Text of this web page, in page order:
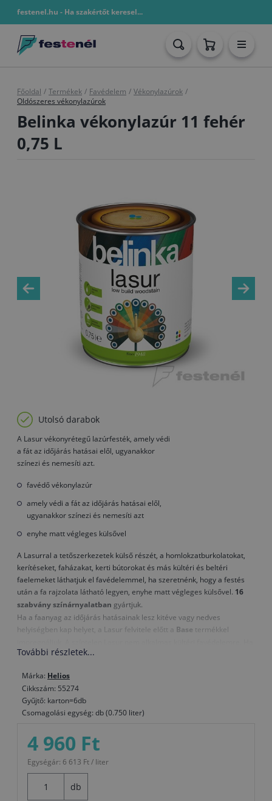
festenel.hu - Ha szakértőt keresel...
Főoldal / Termékek / Favédelem / Vékonylazúrok /
Oldószeres vékonylazúrok
Belinka vékonylazúr 11 fehér
0,75 L
Utolsó darabok
A Lasur vékonyrétegű lazúrfesték, amely védi
a fát az időjárás hatásai elől, ugyanakkor
színezi és nemesíti azt.
favédő vékonylazúr
amely védi a fát az időjárás hatásai elől,
ugyanakkor színezi és nemesíti azt
enyhe matt végleges külsővel
A Lasurral a tetőszerkezetek külső részét, a homlokzatburkolatokat,
kerítéseket, faházakat, kerti bútorokat és más kültéri és beltéri
faelemeket láthatjuk el favédelemmel, ha szeretnénk, hogy a festés
után a fa rajzolata látható legyen, enyhe matt végleges külsővel. 16
szabvány színárnyalatban gyártjuk.
Ha a faanyag az időjárás hatásainak lesz kitéve vagy nedves
helyiségben kap helyet, a Lasur felvitele előtt a Base termékkel
szeretnénk megőrizni az időjárás hatásainak kitett faelemek
További részletek...
Márka: Helios
Cikkszám: 55274
Gyűjtő: karton=6db
Csomagolási egység: db (0.750 liter)
4 960 Ft
Egységár: 6 613 Ft / liter
db